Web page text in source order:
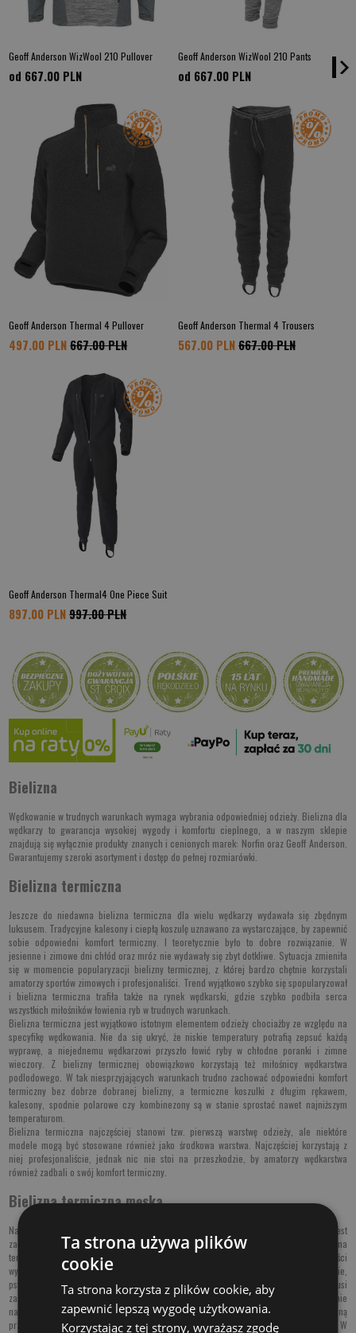
Geoff Anderson WizWool 210 Pullover
od 667.00 PLN
Geoff Anderson WizWool 210 Pants
od 667.00 PLN
Geoff Anderson Thermal 4 Pullover
497.00 PLN 667.00 PLN
Geoff Anderson Thermal 4 Trousers
567.00 PLN667.00 PLN
Geoff Anderson Thermal4 One Piece Suit
897.00 PLN 997.00 PLN
Bielizna
Wędkowanie w trudnych warunkach wymaga wybrania odpowiedniej odzieży. Bielizna dla
wędkarzy to gwarancja wysokiej wygody i komfortu cieplnego, a w naszym sklepie
znajdują się wyłącznie produkty znanych i cenionych marek: Norfin oraz Geoff Anderson
Gwarantujemy szeroki asortyment i dostęp do pełnej rozmiarówki.
Bielizna termiczna
Jeszcze do niedawna bielizna termiczna dla wielu wędkarzy wydawała się zbędnym
luksusem. Tradycyjne kalesony i ciepłą koszulę uznawano za wystarczające, by zapewnić
sobie odpowiedni komfort termiczny. I teoretycznie było to dobre rozwiązanie. W
jesienne i zimowe dni chłód oraz mróz nie wydawały się zbyt dotkliwe. Sytuacja zmieniła
się w momencie popularyzacji bielizny termicznej, z której bardzo chętnie korzystali
amatorzy sportów zimowych i profesjonaliści. Trend wyjątkowo szybko się spopularyzował
i bielizna termiczna trafiła także na rynek wędkarski, gdzie szybko podbiła serca
wszystkich miłośników łowienia ryb w trudnych warunkach.
Bielizna termiczna jest wyjątkowo istotnym elementem odzieży chociażby ze względu na
specyfikę wędkowania. Nie da się ukryć, że niskie temperatury potrafią zepsuć każdą
wyprawę, a niejednemu wędkarzowi przyszło łowić ryby w chłodne poranki i zimne
wieczory. Z bielizny termicznej obowiązkowo korzystają też miłośnicy wędkarstwa
podlodowego. W tak niesprzyjających warunkach trudno zachować odpowiedni komfort
termiczny bez dobrze dobranej bielizny, a termiczne koszulki z długim rękawem,
kalesony, spodnie polarowe czy kombinezony są w stanie sprostać nawet najniższym
temperaturom.
Bielizna termiczna najczęściej stanowi tzw. pierwszą warstwę odzieży, ale niektóre
modele mogą być stosowane również jako środkowa warstwa. Najczęściej korzystają z
niej profesjonaliście, jednak nic nie stoi na przeszkodzie, by amatorzy wędkarstwa
również zadbali o swój komfort termiczny.
Bielizna termiczna męska
Na chłodne poranki i wieczory, na mroźne dni - wszędzie tam, gdzie konieczne jest
zachowanie odpowiedniego komfortu termicznego idealnie sprawdza się bielizna
termiczna męska. Wędkarstwo nie jest hobby, które ogranicza się do aktywności
wyłączenie podczas ciepłych miesięcy. Zimą można zasadzać się na płotki, klenie,
pstrągi potokowe czy trocie wędrowne. Jeśli jednak wyprawa ma się udać, wędkarz musi
zadbać o odpowiednio ciepły ubiór. Grubabluza wędkarska, solidna kurtka i spodnie
nawet w połączeniu z ciepłymi rękawiczkami iczapkąnie będą wystarczającą ochroną
przed mrozem, jeśli do zestawu ubrań nie trafi również bielizna termiczna męska. W
Ta strona używa plików
cookie
Ta strona korzysta z plików cookie, aby
zapewnić lepszą wygodę użytkowania.
Korzystając z tej strony, wyrażasz zgodę